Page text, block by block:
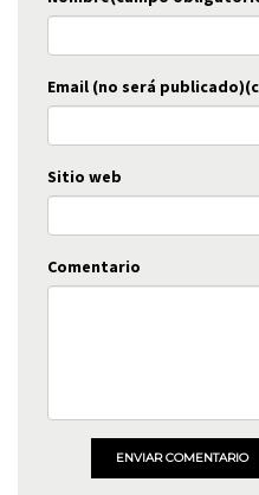
Email (no será
Sitio web
Comentario
ENVIAR COMENTARIO